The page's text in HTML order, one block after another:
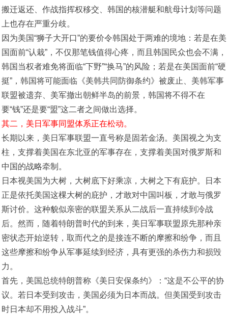
搬迁返还、作战指挥权移交、韩国的核潜艇和航母计划等问题
上也存在严重分歧。
因为美国“狮子大开口”的要价令韩国处于两难的境地：若是在美
国面前“认栽”，不仅那笔钱值得心疼，而且韩国民众也会不满，
韩国当权者难免将面临“下野”“换马”的风险；若是在美国面前“硬
挺”，韩国将可能面临《美韩共同防御条约》被废止、美韩军事
联盟被遗弃、美军撤出朝鲜半岛的前景，韩国将不得不在
要“钱”还是要“盟”这二者之间做出选择。
其二，美日军事同盟体系正在松动。
长期以来，美日军事联盟一直号称是固若金汤。美国视之为支
柱，支撑着美国在东北亚的军事存在，支撑着美国对俄罗斯和
中国的战略牵制。
日本视美国为大树，大树底下好乘凉，大树之下有庇护。日本
正是依托美国这棵大树的庇护，才敢对中国叫板，才敢与俄罗
斯讨价。这种貌似亲密的联盟关系从二战后一直持续到冷战
后。然而，随着特朗普时代的到来，美日军事联盟原先那种亲
密状态开始逆转，取而代之的是接连不断的摩擦和纷争，而且
这些摩擦和纷争从军事延续到经济，具有更强的杀伤力和损毁
力。
首先，美国总统特朗普称《美日安保条约》：“这是不公平的协
议。若日本受到攻击，美国必须为日本而战。但美国受到攻击
时日本却不用投入战斗”。